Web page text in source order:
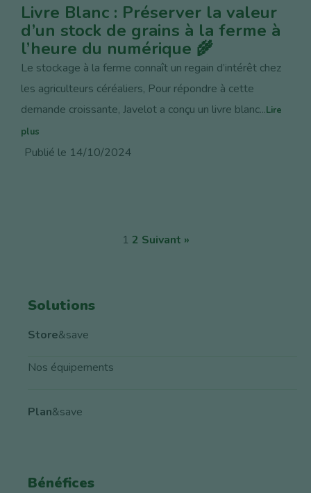
Livre Blanc : Préserver la valeur
d’un stock de grains à la ferme à
l’heure du numérique 🌾
Le stockage à la ferme connaît un regain d’intérêt chez
les agriculteurs céréaliers, Pour répondre à cette
demande croissante, Javelot a conçu un livre blanc...Lire
plus
Publié le 14/10/2024
1 2 Suivant »
Solutions
Store&save
Nos équipements
Plan&save
Bénéfices